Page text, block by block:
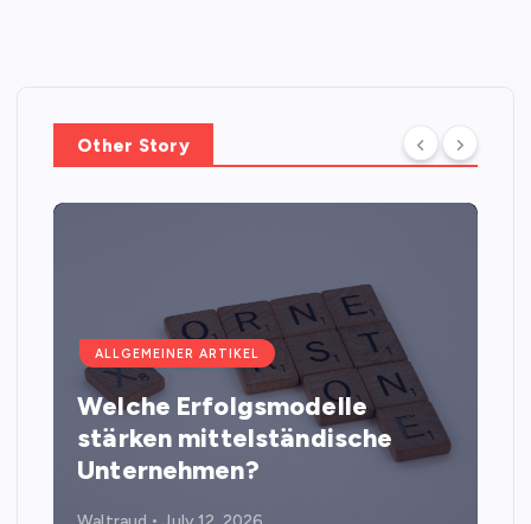
Other Story
ALLGEMEINER ARTIKEL
Welche Erfolgsmodelle
stärken mittelständische
Unternehmen?